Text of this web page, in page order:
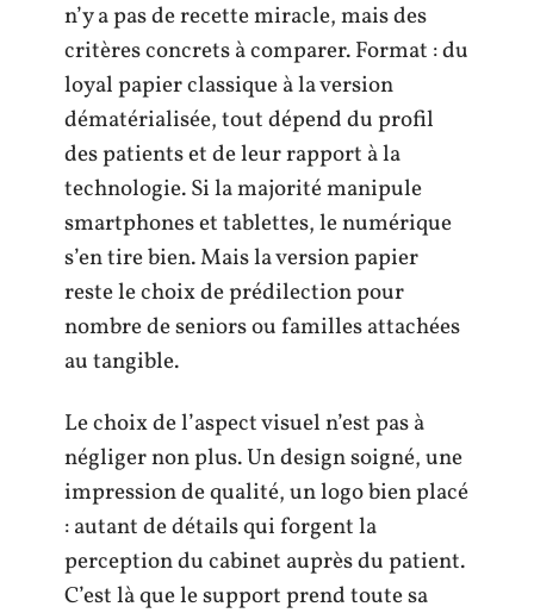
n’y a pas de recette miracle, mais des
critères concrets à comparer. Format : du
loyal papier classique à la version
dématérialisée, tout dépend du profil
des patients et de leur rapport à la
technologie. Si la majorité manipule
smartphones et tablettes, le numérique
s’en tire bien. Mais la version papier
reste le choix de prédilection pour
nombre de seniors ou familles attachées
au tangible.
Le choix de l’aspect visuel n’est pas à
négliger non plus. Un design soigné, une
impression de qualité, un logo bien placé
: autant de détails qui forgent la
perception du cabinet auprès du patient.
C’est là que le support prend toute sa